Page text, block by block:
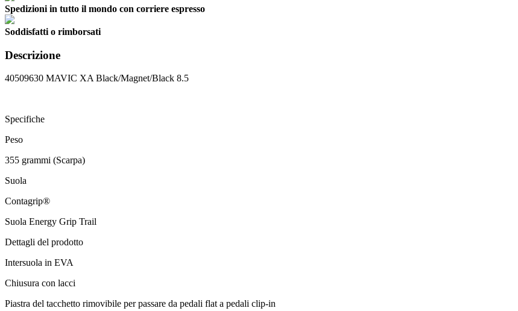
Spedizioni in tutto il mondo con corriere espresso
Soddisfatti o rimborsati
Descrizione
40509630 MAVIC XA Black/Magnet/Black 8.5
Specifiche
Peso
355 grammi (Scarpa)
Suola
Contagrip®
Suola Energy Grip Trail
Dettagli del prodotto
Intersuola in EVA
Chiusura con lacci
Piastra del tacchetto rimovibile per passare da pedali flat a pedali clip-in